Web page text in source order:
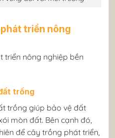
triển nông
triển nông nghiệp bền
trống
trồng giúp bảo vệ đất
mòn đất. Bên cạnh đó,
để cây trồng phát triển,